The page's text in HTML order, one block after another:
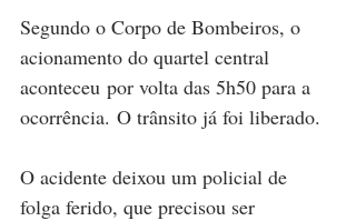
Segundo o Corpo de Bombeiros, o
acionamento do quartel central
aconteceu por volta das 5h50 para a
ocorrência. O trânsito já foi liberado.
O acidente deixou um policial de
folga ferido, que precisou ser